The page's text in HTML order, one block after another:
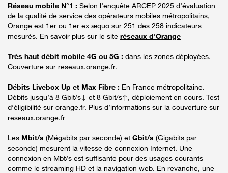
Réseau mobile N°1 : Selon l’enquête ARCEP 2025 d’évaluation
de la qualité de service des opérateurs mobiles métropolitains,
Orange est 1er ou 1er ex æquo sur 251 des 258 indicateurs
mesurés. En savoir plus sur le site réseaux d'Orange
Très haut débit mobile 4G ou 5G : dans les zones déployées.
Couverture sur reseaux.orange.fr.
Débits Livebox Up et Max Fibre : En France métropolitaine.
Débits jusqu’à 8 Gbit/s↓ et 8 Gbit/s↑, déploiement en cours. Test
d’éligibilité sur orange.fr. Plus d’informations sur la couverture sur
reseaux.orange.fr
Les Mbit/s (Mégabits par seconde) et Gbit/s (Gigabits par
seconde) mesurent la vitesse de connexion Internet. Une
connexion en Mbt/s est suffisante pour des usages courants
comme le streaming HD et la navigation web. En revanche, une